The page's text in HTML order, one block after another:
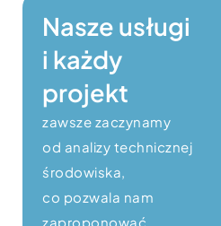
Nasze usługi
i każdy
projekt
zawsze zaczynamy
od analizy technicznej
środowiska,
co pozwala nam
zaproponować